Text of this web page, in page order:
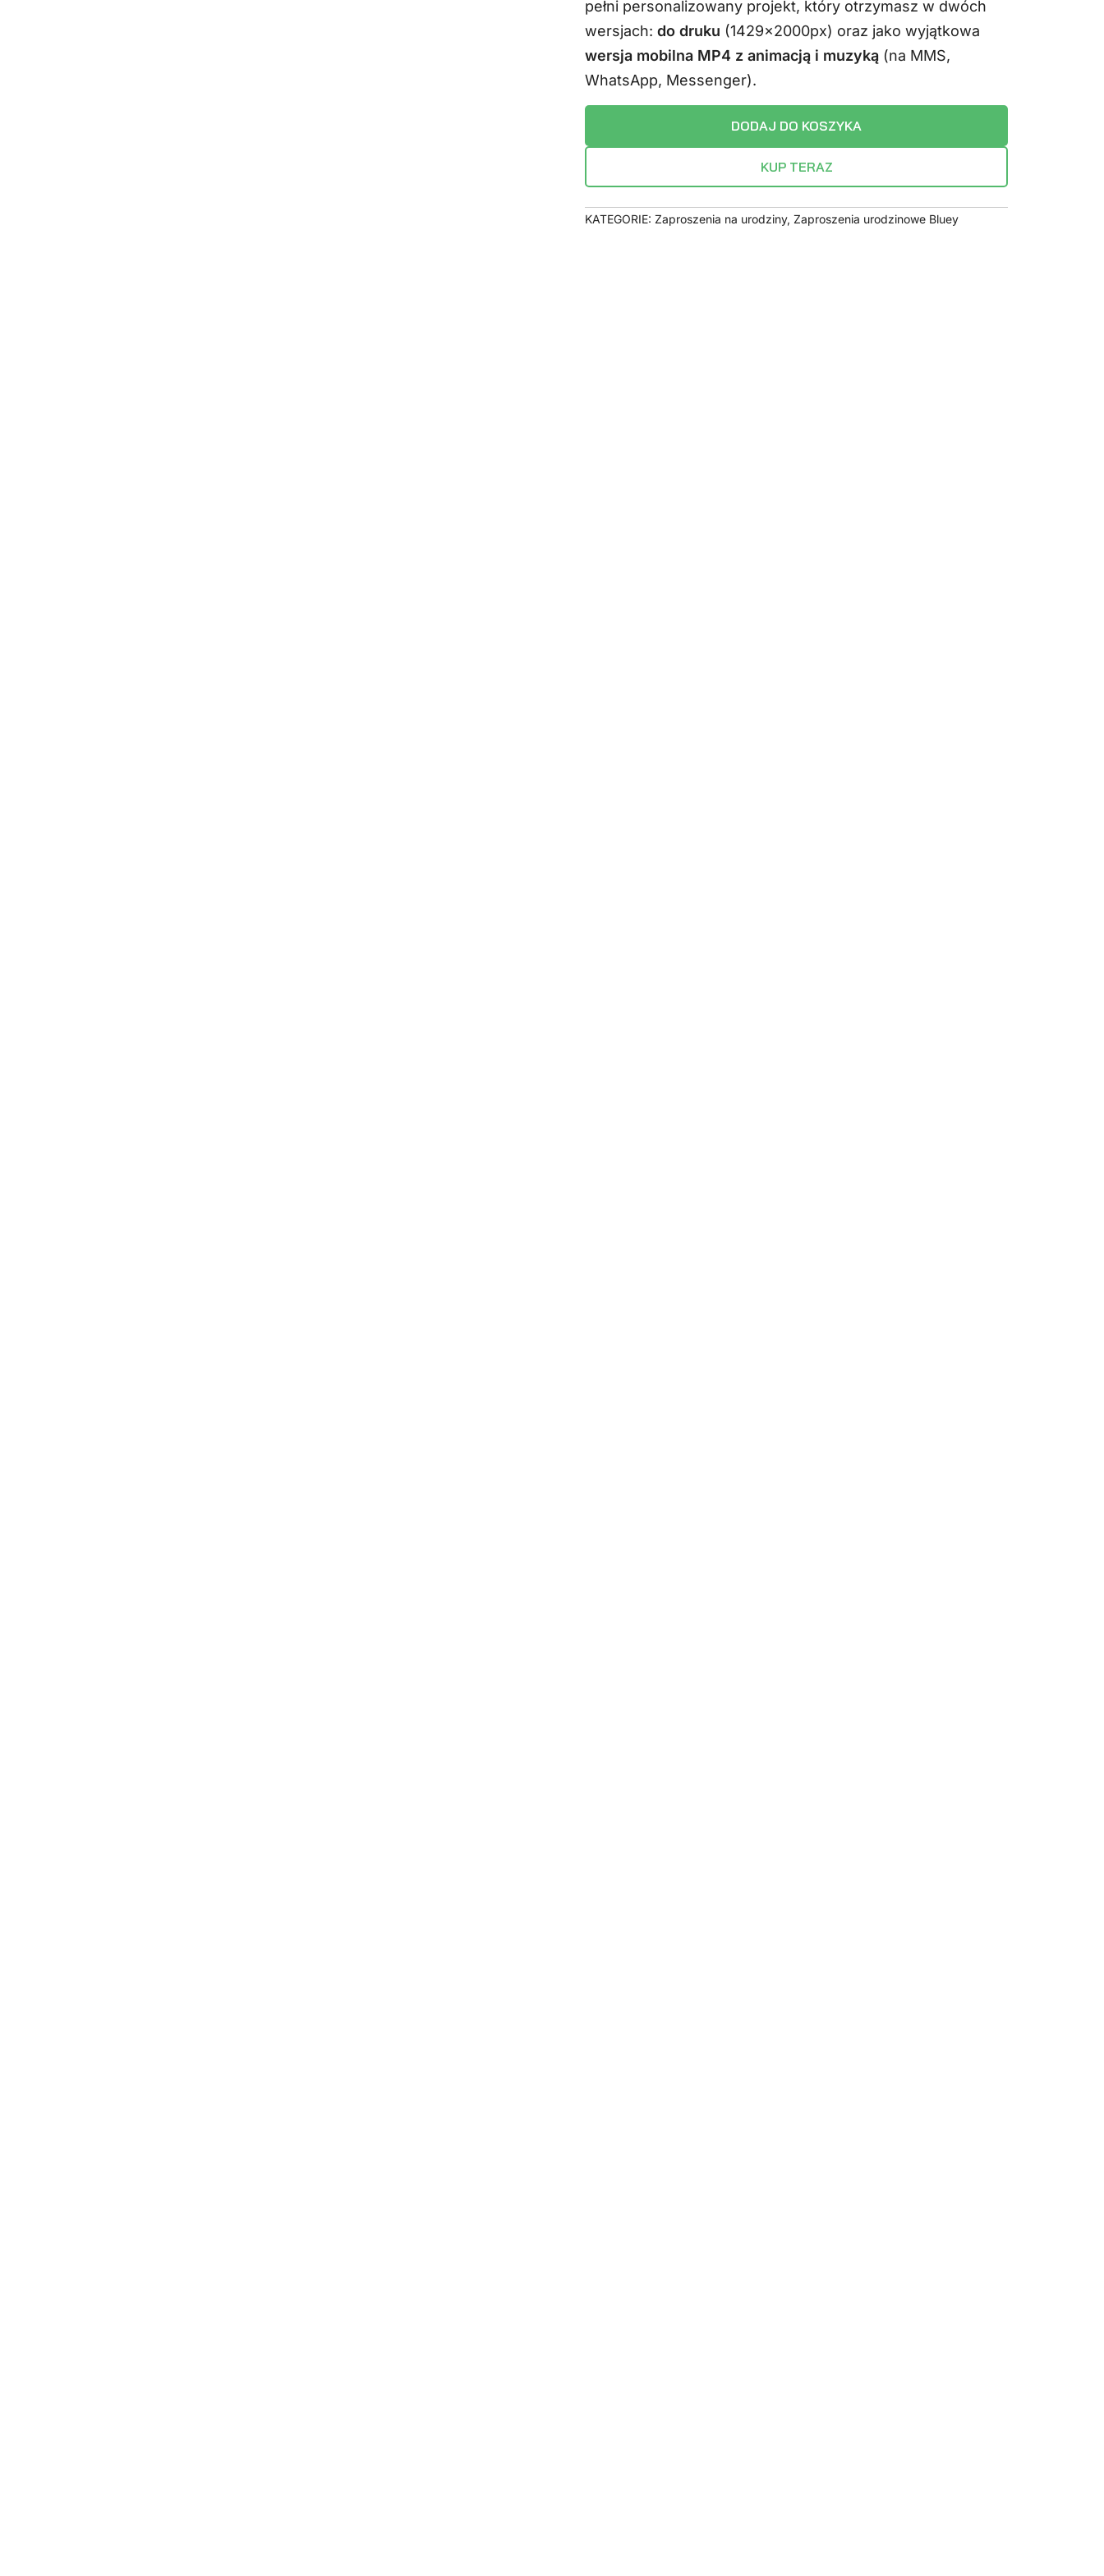
29,99 zł.14,99 zł.
pełni personalizowany projekt, który otrzymasz w dwóch
wersjach: do druku (1429x2000px) oraz jako wyjątkowa
wersja mobilna MP4 z animacją i muzyką (na MMS,
WhatsApp, Messenger).
DODAJ DO KOSZYKA
KUP TERAZ
KATEGORIE: Zaproszenia na urodziny, Zaproszenia urodzinowe Bluey